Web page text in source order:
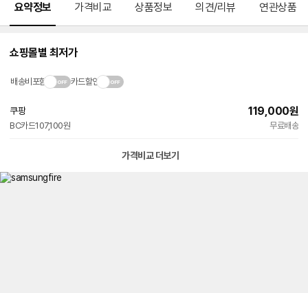
요약정보 가격비교 상품정보 의견/리뷰 연관상품
쇼핑몰별 최저가
배송비포함 카드할인
쿠팡
BC카드107,100원
119,000원
무료배송
가격비교 더보기